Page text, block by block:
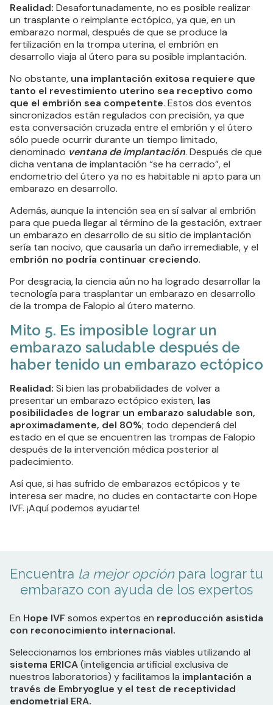
Realidad: Desafortunadamente, no es posible realizar
un trasplante o reimplante ectópico, ya que, en un
embarazo normal, después de que se produce la
fertilización en la trompa uterina, el embrión en
desarrollo viaja al útero para su posible implantación.
No obstante, una implantación exitosa requiere que
tanto el revestimiento uterino sea receptivo como
que el embrión sea competente. Estos dos eventos
sincronizados están regulados con precisión, ya que
esta conversación cruzada entre el embrión y el útero
sólo puede ocurrir durante un tiempo limitado,
denominado ventana de implantación. Después de que
dicha ventana de implantación “se ha cerrado”, el
endometrio del útero ya no es habitable ni apto para un
embarazo en desarrollo.
Además, aunque la intención sea en sí salvar al embrión
para que pueda llegar al término de la gestación, extraer
un embarazo en desarrollo de su sitio de implantación
sería tan nocivo, que causaría un daño irremediable, y el
embrión no podría continuar creciendo.
Por desgracia, la ciencia aún no ha logrado desarrollar la
tecnología para trasplantar un embarazo en desarrollo
de la trompa de Falopio al útero materno.
Mito 5. Es imposible lograr un
embarazo saludable después de
haber tenido un embarazo ectópico
Realidad: Si bien las probabilidades de volver a
presentar un embarazo ectópico existen, las
posibilidades de lograr un embarazo saludable son,
aproximadamente, del 80%; todo dependerá del
estado en el que se encuentren las trompas de Falopio
después de la intervención médica posterior al
padecimiento.
Así que, si has sufrido de embarazos ectópicos y te
interesa ser madre, no dudes en contactarte con Hope
IVF. ¡Aquí podemos ayudarte!
Encuentra la mejor opciónpara lograr tu
embarazo con ayuda de los expertos
En Hope IVF somos expertos en reproducción asistida
con reconocimiento internacional.
Seleccionamos los embriones más viables utilizando al
sistema ERICA(inteligencia artificial exclusiva de
nuestros laboratorios) y facilitamos la implantación a
través de Embryoglue y el test de receptividad
endometrial ERA.